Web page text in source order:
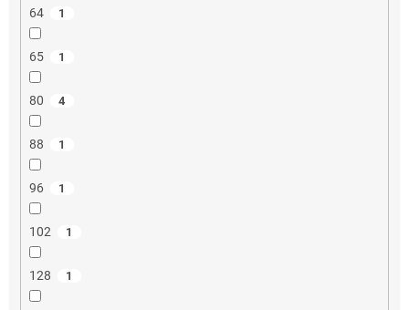
64 1
65 1
80 4
88 1
96 1
102 1
128 1